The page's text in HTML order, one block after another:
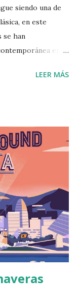
siendo una de
en este
se han
en
o Shostákovich a
sus
Victor R.
Post-
para ir al
para Ràdio
LEER MÁS